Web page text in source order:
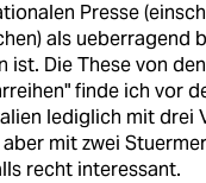
Presse
als ueberragend
ist. Die These von
finde ich vor
lediglich mit drei
mit zwei
recht interessant.